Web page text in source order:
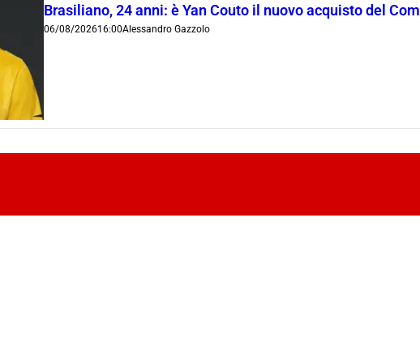
Brasiliano, 24 anni: è Yan Couto il nuovo acquisto del
06/08/202616:00Alessandro Gazzolo